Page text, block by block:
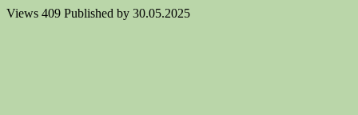
Views 409 Published by 30.05.2025